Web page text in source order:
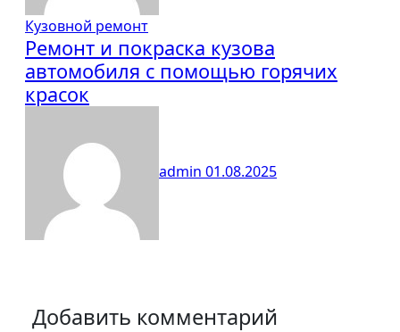
Кузовной ремонт
Ремонт и покраска кузова
автомобиля с помощью горячих
красок
admin 01.08.2025
Добавить комментарий